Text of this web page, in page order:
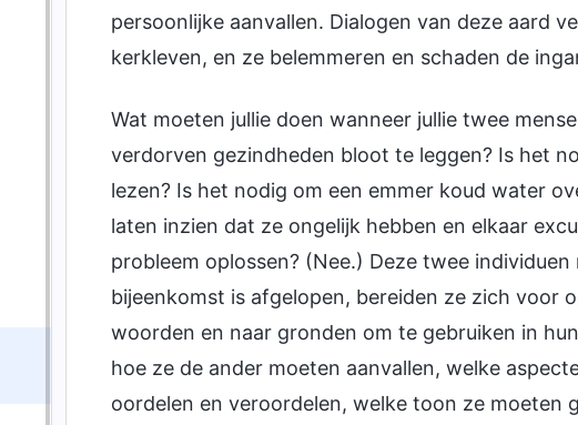
persoonlijke aanvallen. Dialogen van deze aard
kerkleven, en ze belemmeren en schaden de
Wat moeten jullie doen wanneer jullie twee
verdorven gezindheden bloot te leggen? Is het
lezen? Is het nodig om een emmer koud water
laten inzien dat ze ongelijk hebben en elkaar
probleem oplossen? (Nee.) Deze twee
bijeenkomst is afgelopen, bereiden ze zich voor
woorden en naar gronden om te gebruiken in
hoe ze de ander moeten aanvallen, welke
oordelen en veroordelen, welke toon ze moeten